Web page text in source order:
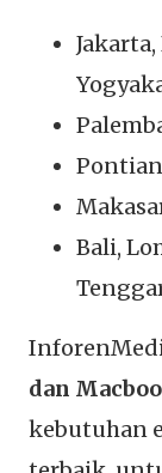
Bali,
dan
kebutuhan